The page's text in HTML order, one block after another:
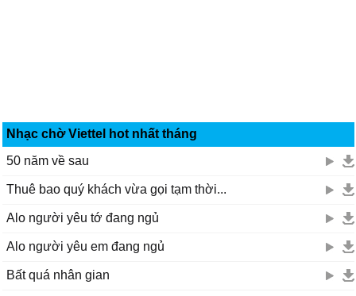
Nhạc chờ Viettel hot nhất tháng
50 năm về sau
Thuê bao quý khách vừa gọi tạm thời...
Alo người yêu tớ đang ngủ
Alo người yêu em đang ngủ
Bất quá nhân gian